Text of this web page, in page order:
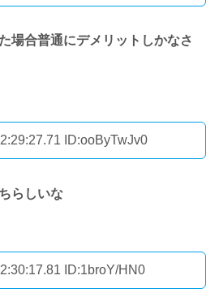
場合普通にデメリットしかなさ
ID:ooByTwJv0
らしいな
ID:1broY/HN0